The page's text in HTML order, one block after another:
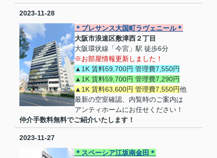
2023-11-28
＊プレサンス大国町ラヴェニール＊
大阪市浪速区敷津西２丁目
大阪環状線「今宮」駅 徒歩6分
※お部屋情報更新しました！
▲1K 賃料59,700円 管理費7,550円
▲1K 賃料59,700円 管理費7,290円
▲1K 賃料63,600円 管理費7,550円他
最新の空室確認、内覧時のご案内は
アンティホームにお任せください！
仲介手数料無料でご紹介いたします！
2023-11-27
＊スペーシア江坂南金田＊